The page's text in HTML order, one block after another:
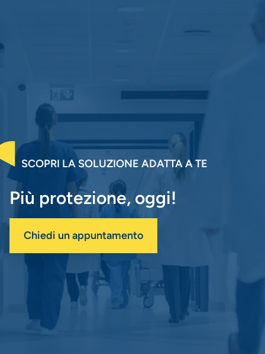
SCOPRI LA SOLUZIONE ADATTA A TE
Più protezione, oggi!
Chiedi un appuntamento